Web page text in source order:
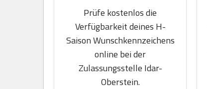
Prüfe kostenlos die
Verfügbarkeit deines H-
Saison Wunschkennzeichens
online bei der
Zulassungsstelle Idar-
Oberstein.